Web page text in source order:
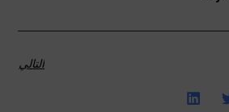
التالي